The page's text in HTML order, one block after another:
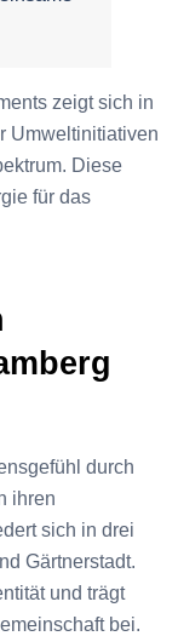
zeigt sich in
Umweltinitiativen
Diese
für das
durch
ihren
sich in drei
Gärtnerstadt.
und trägt
bei.